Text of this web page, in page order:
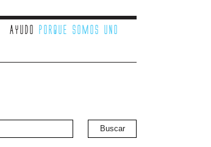
Ayudo porque somos uno
Buscar